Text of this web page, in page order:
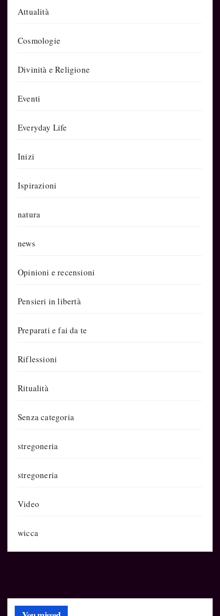
Attualità
Cosmologie
Divinità e Religione
Eventi
Everyday Life
Inizi
Ispirazioni
natura
news
Opinioni e recensioni
Pensieri in libertà
Preparati e fai da te
Riflessioni
Ritualità
Senza categoria
stregoneria
stregoneria
Video
wicca